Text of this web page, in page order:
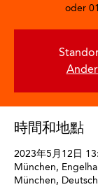
oder
時間和地點
2023年5月12日
München,
München,